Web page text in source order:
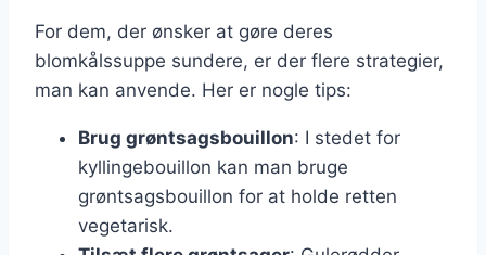
For dem, der ønsker at gøre deres
blomkålssuppe sundere, er der flere strategier,
man kan anvende. Her er nogle tips:
Brug grøntsagsbouillon: I stedet for
kyllingebouillon kan man bruge
grøntsagsbouillon for at holde retten
vegetarisk.